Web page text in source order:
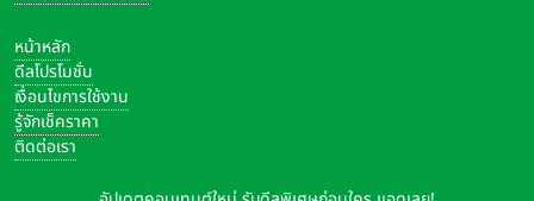
หน้าหลัก
ดีลโปรโมชั่น
เงื่อนไขการใช้งาน
รู้จักเช็คราคา
ติดต่อเรา